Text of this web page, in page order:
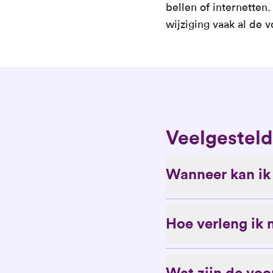
bellen of internetten.
wijziging vaak al de
Wanneer kan
Hoe verleng ik